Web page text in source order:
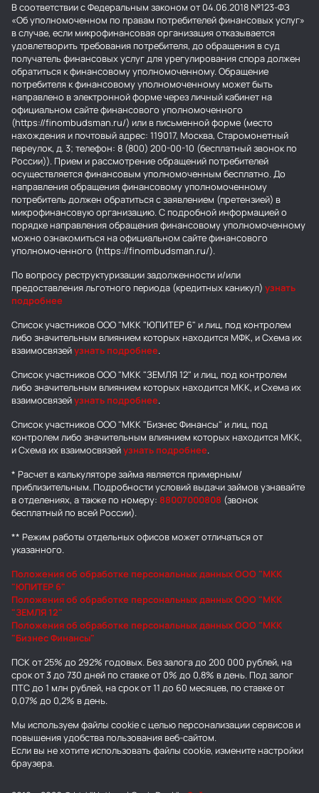
В соответствии с Федеральным законом от 04.06.2018 №123-ФЗ
«Об уполномоченном по правам потребителей финансовых услуг»
в случае, если микрофинансовая организация отказывается
удовлетворить требования потребителя, до обращения в суд
получатель финансовых услуг для урегулирования спора должен
обратиться к финансовому уполномоченному. Обращение
потребителя к финансовому уполномоченному может быть
направлено в электронной форме через личный кабинет на
официальном сайте финансового уполномоченного
(https://finombudsman.ru/) или в письменной форме (место
нахождения и почтовый адрес: 119017, Москва, Старомонетный
переулок, д. 3; телефон: 8 (800) 200-00-10 (бесплатный звонок по
России)). Прием и рассмотрение обращений потребителей
осуществляется финансовым уполномоченным бесплатно. До
направления обращения финансовому уполномоченному
потребитель должен обратиться с заявлением (претензией) в
микрофинансовую организацию. С подробной информацией о
порядке направления обращения финансовому уполномоченному
можно ознакомиться на официальном сайте финансового
уполномоченного (https://finombudsman.ru/).
По вопросу реструктуризации задолженности и/или
предоставления льготного периода (кредитных каникул) узнать
подробнее
Список участников ООО "МКК "ЮПИТЕР 6" и лиц, под контролем
либо значительным влиянием которых находится МФК, и Схема их
взаимосвязейузнать подробнее.
Список участников ООО "МКК "ЗЕМЛЯ 12" и лиц, под контролем
либо значительным влиянием которых находится МКК, и Схема их
взаимосвязейузнать подробнее.
Список участников ООО "МКК "Бизнес Финансы" и лиц, под
контролем либо значительным влиянием которых находится МКК,
и Схема их взаимосвязейузнать подробнее.
* Расчет в калькуляторе займа является примерным/
приблизительным. Подробности условий выдачи займов узнавайте
в отделениях, а также по номеру: 88007000808 (звонок
бесплатный по всей России).
** Режим работы отдельных офисов может отличаться от
указанного.
Положения об обработке персональных данных ООО "МКК
"ЮПИТЕР 6"
Положения об обработке персональных данных ООО "МКК
"ЗЕМЛЯ 12"
Положения об обработке персональных данных ООО "МКК
"Бизнес Финансы"
ПСК от 25% до 292% годовых. Без залога до 200 000 рублей, на
срок от 3 до 730 дней по ставке от 0% до 0,8% в день. Под залог
ПТС до 1 млн рублей, на срок от 11 до 60 месяцев, по ставке от
0,07% до 0,2% в день.
Мы используем файлы cookieс целью персонализации сервисов и
повышения удобства пользования веб-сайтом.
Если вы не хотите использовать файлы cookie, измените настройки
браузера.